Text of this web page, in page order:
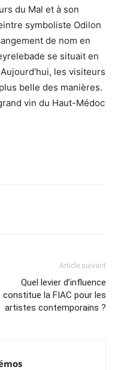
du Mal et à son
symboliste Odilon
de nom en
se situait en
les visiteurs
belle des manières.
vin du Haut-Médoc
Article suivant
Quel levier d’influence
constitue la FIAC pour les
artistes contemporains ?